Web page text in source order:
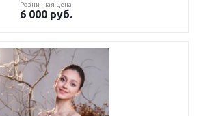
Розничная цена
6 000руб.